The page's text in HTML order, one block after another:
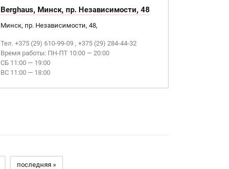
Berghaus, Минск, пр. Независимости, 48
Минск, пр. Независимости, 48,
Тел. +375 (29) 610-99-09 , +375 (29) 284-44-32
Время работы: ПН-ПТ 10:00 — 20:00
СБ 11:00 — 19:00
ВС 11:00 — 18:00
последняя »